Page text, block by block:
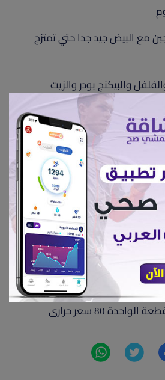
مع البيض جيد جدا حتي تمتزج
والبيكنج بودر والزيت
ونترك المزيج نصف ساعة حتي تتشرب
بورق الزبدة ومدهونة
كور
مسافات ويوضع في الفرن الساخن
قبل ان يبرد تماما
80 سعر حرارى